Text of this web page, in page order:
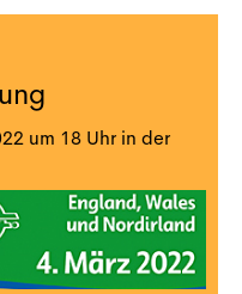
um 18 Uhr in der